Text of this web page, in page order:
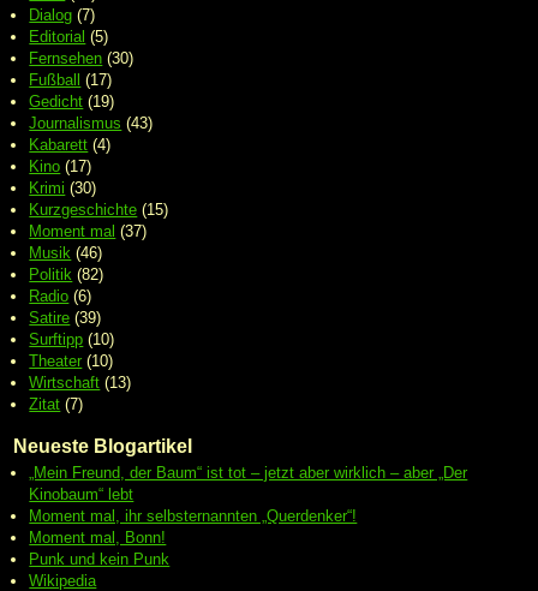
Dialog (7)
Editorial (5)
Fernsehen (30)
Fußball (17)
Gedicht (19)
Journalismus (43)
Kabarett (4)
Kino (17)
Krimi (30)
Kurzgeschichte (15)
Moment mal (37)
Musik (46)
Politik (82)
Radio (6)
Satire (39)
Surftipp (10)
Theater (10)
Wirtschaft (13)
Zitat (7)
Neueste Blogartikel
„Mein Freund, der Baum“ ist tot – jetzt aber wirklich – aber „Der
Kinobaum“ lebt
Moment mal, ihr selbsternannten „Querdenker“!
Moment mal, Bonn!
Punk und kein Punk
Wikipedia